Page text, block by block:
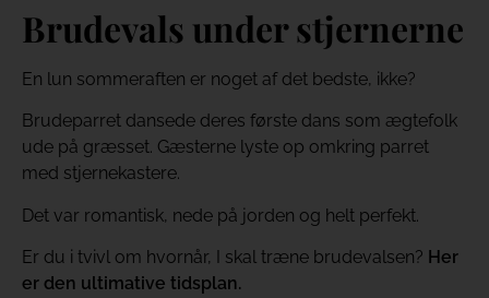
Brudevals under stjernerne
En lun sommeraften er noget af det bedste, ikke?
Brudeparret dansede deres første dans som ægtefolk
ude på græsset. Gæsterne lyste op omkring parret
med stjernekastere.
Det var romantisk, nede på jorden og helt perfekt.
Er du i tvivl om hvornår, I skal træne brudevalsen? Her
er den ultimative tidsplan.